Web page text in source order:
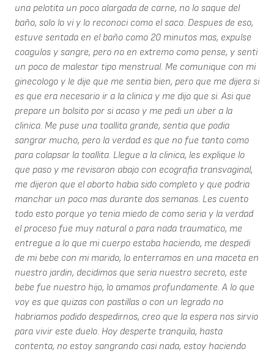
una pelotita un poco alargada de carne, no lo saque del
baño, solo lo vi y lo reconoci como el saco. Despues de eso,
estuve sentada en el baño como 20 minutos mas, expulse
coagulos y sangre, pero no en extremo como pense, y senti
un poco de malestar tipo menstrual. Me comunique con mi
ginecologo y le dije que me sentia bien, pero que me dijera si
es que era necesario ir a la clinica y me dijo que si. Asi que
prepare un bolsito por si acaso y me pedi un uber a la
clinica. Me puse una toallita grande, sentia que podia
sangrar mucho, pero la verdad es que no fue tanto como
para colapsar la toallita. Llegue a la clinica, les explique lo
que paso y me revisaron abajo con ecografia transvaginal,
me dijeron que el aborto habia sido completo y que podria
manchar un poco mas durante dos semanas. Les cuento
todo esto porque yo tenia miedo de como seria y la verdad
el proceso fue muy natural o para nada traumatico, me
entregue a lo que mi cuerpo estaba haciendo, me despedi
de mi bebe con mi marido, lo enterramos en una maceta en
nuestro jardin, decidimos que seria nuestro secreto, este
bebe fue nuestro hijo, lo amamos profundamente. A lo que
voy es que quizas con pastillas o con un legrado no
habriamos podido despedirnos, creo que la espera nos sirvio
para vivir este duelo. Hoy desperte tranquila, hasta
contenta, no estoy sangrando casi nada, estoy haciendo